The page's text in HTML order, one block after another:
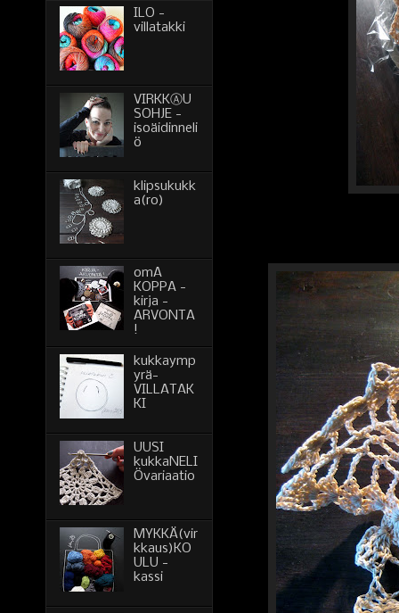
ILO -
villatakki
VIRKKⒶU
SOHJE -
isoäidinneli
ö
klipsukukk
a(ro)
omA
KOPPA -
kirja -
ARVONTA
!
kukkaymp
yrä-
VILLATAK
KI
UUSI
kukkaNELI
Övariaatio
MYKKÄ(vir
kkaus)KO
ULU -
kassi